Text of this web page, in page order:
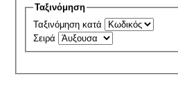
Ταξινόμηση
Ταξινόμηση κατά
Σειρά